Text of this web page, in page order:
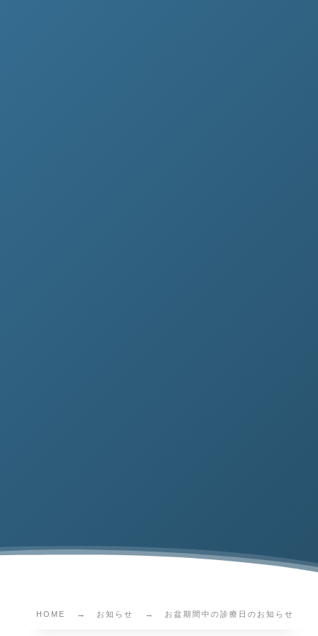
HOME お知らせ お盆期間中の診療日のお知らせ